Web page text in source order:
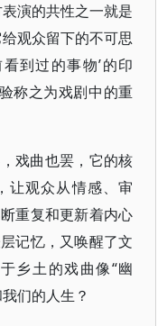
演的共性之一就是
观众留下的不可思
到过的事物’的印
称之为戏剧中的重
戏曲也罢，它的核
让观众从情感、审
重复和更新着内心
记忆，又唤醒了文
乡土的戏曲像“幽
们的人生？